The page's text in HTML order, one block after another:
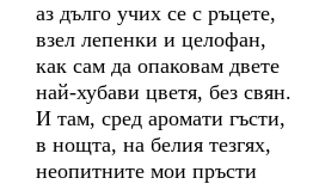
аз дълго учих се с ръцете,
взел лепенки и целофан,
как сам да опаковам двете
най-хубави цветя, без свян.
И там, сред аромати гъсти,
в нощта, на белия тезгях,
неопитните мои пръсти